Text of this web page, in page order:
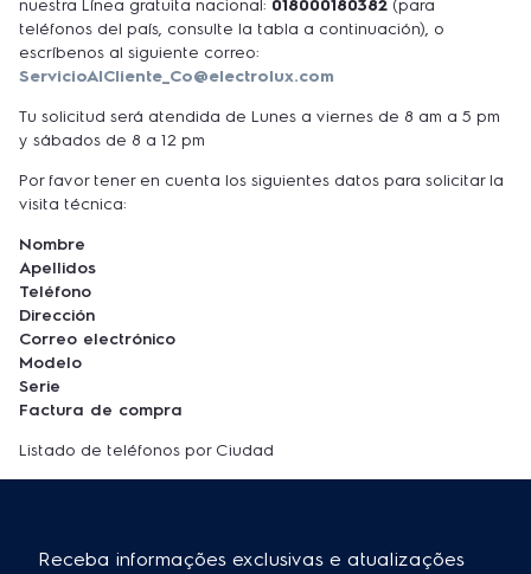
nuestra Línea gratuita nacional: 018000180382 (para
teléfonos del país, consulte la tabla a continuación), o
escríbenos al siguiente correo:
ServicioAlCliente_Co@electrolux.com
Tu solicitud será atendida de Lunes a viernes de 8 am a 5 pm
y sábados de 8 a 12 pm
Por favor tener en cuenta los siguientes datos para solicitar la
visita técnica:
Nombre
Apellidos
Teléfono
Dirección
Correo electrónico
Modelo
Serie
Factura de compra
Listado de teléfonos por Ciudad
Receba informações exclusivas e atualizações